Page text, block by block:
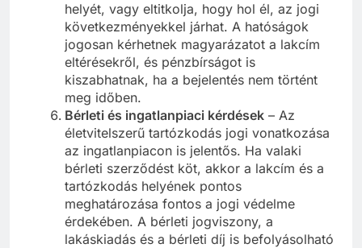
helyét, vagy eltitkolja, hogy hol él, az jogi
következményekkel járhat. A hatóságok
jogosan kérhetnek magyarázatot a lakcím
eltérésekről, és pénzbírságot is
kiszabhatnak, ha a bejelentés nem történt
meg időben.
Bérleti és ingatlanpiaci kérdések – Az
életvitelszerű tartózkodás jogi vonatkozása
az ingatlanpiacon is jelentős. Ha valaki
bérleti szerződést köt, akkor a lakcím és a
tartózkodás helyének pontos
meghatározása fontos a jogi védelme
érdekében. A bérleti jogviszony, a
lakáskiadás és a bérleti díj is befolyásolható